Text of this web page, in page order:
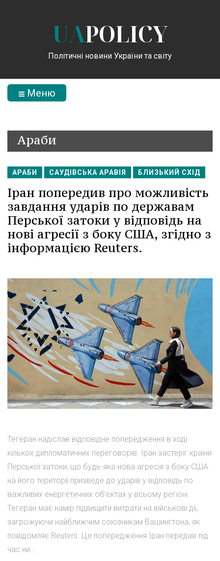
UAPOLICY
Політичні новини України та світу
Меню
Араби
АРАБИ САУДІВСЬКА АРАВІЯ БЛИЗЬКИЙ СХІД
Іран попередив про можливість
завдання ударів по державам
Перської затоки у відповідь на
нові агресії з боку США, згідно з
інформацією Reuters.
Тегеран надіслав відповідне попередження в ході
кількох дипломатичних переговорів. Іран застеріг країни
Перської затоки, що будь-яка нова агресія з боку США
на його території призведе до ударів у відповідь по
важливих енергетичних об'єктах у всьому регіоні.
Тегеран має намір підвищити витрати на військові дії,
загрожуючи найближчим союзникам Вашингтона, як
повідомляє Reuters. Це попередження Іран передав під
час ни...